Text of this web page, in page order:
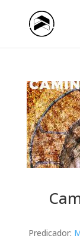
Predicador: